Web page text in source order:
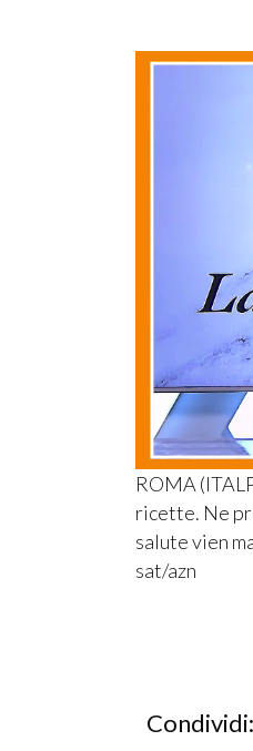
ROMA
ricette. Ne
salute vien
sat/azn
Condividi: